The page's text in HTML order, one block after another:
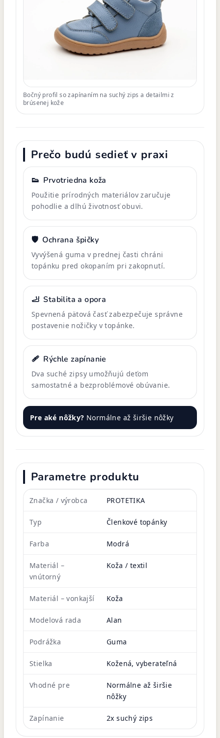
Bočný profil so zapínaním na suchý zips a detailmi z
brúsenej kože
Prečo budú sedieť v praxi
👟 Prvotriedna koža
Použitie prírodných materiálov zaručuje
pohodlie a dlhú životnosť obuvi.
🛡️ Ochrana špičky
Vyvýšená guma v prednej časti chráni
topánku pred okopaním pri zakopnutí.
🦶 Stabilita a opora
Spevnená pätová časť zabezpečuje správne
postavenie nožičky v topánke.
🩹 Rýchle zapínanie
Dva suché zipsy umožňujú deťom
samostatné a bezproblémové obúvanie.
Pre aké nôžky? Normálne až širšie nôžky
Parametre produktu
Značka / výrobca PROTETIKA
Typ Členkové topánky
Farba Modrá
Materiál –
vnútorný
Koža / textil
Materiál – vonkajší Koža
Modelová rada Alan
Podrážka Guma
Stielka Kožená, vyberateľná
Vhodné pre
Normálne až širšie
nôžky
Zapínanie 2x suchý zips